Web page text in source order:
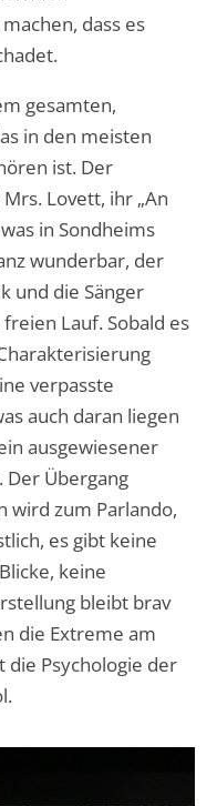
dass es
gesamten,
in den meisten
ist. Der
Lovett, ihr „An
in Sondheims
wunderbar, der
und die Sänger
Lauf. Sobald es
verpasste
auch daran liegen
ausgewiesener
Der Übergang
wird zum Parlando,
es gibt keine
keine
bleibt brav
die Extreme am
die Psychologie der